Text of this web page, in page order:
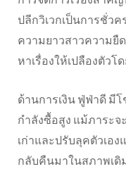
ปลีกวิเวกเป็นการชั่ว
ความยาวสาวความยื
หาเรื่องให้เปลืองตัวโ
ด้านการเงิน ฟู่ฟ่าดี มี
กำลังซื้อสูง แม้ภาระจ
เก่าและปรับลุคตัวเอ
กลับคืนมาในสภาพเดิ